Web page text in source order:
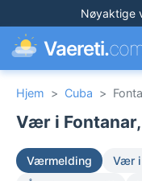
Nøyaktige
Vaereti.
Hjem > Cuba >
Vær i
Værmelding Vær i